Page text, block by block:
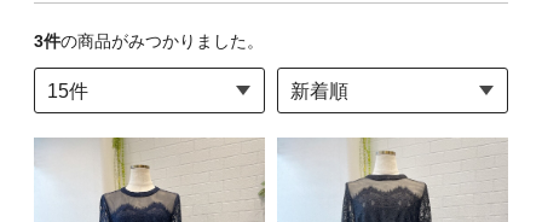
3件の商品がみつかりました。